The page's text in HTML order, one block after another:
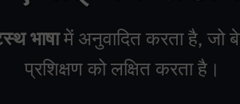
भाषामें अनुवादित करता है,
प्रशिक्षण को लक्षित करता है।